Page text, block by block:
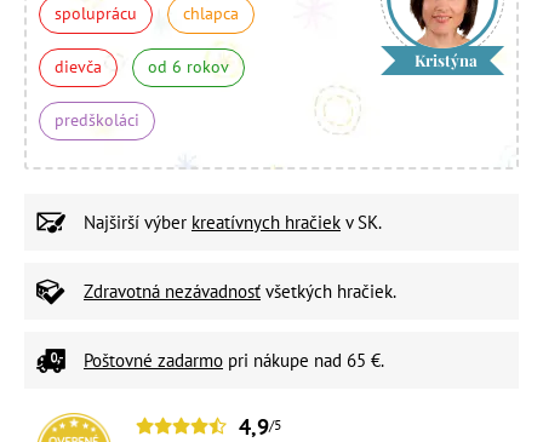
spoluprácu chlapca
dievča od 6 rokov
predškoláci
Kristýna
Najširší výber kreatívnych hračiek v SK.
Zdravotná nezávadnosť všetkých hračiek.
Poštovné zadarmo pri nákupe nad 65 €.
4,9/5